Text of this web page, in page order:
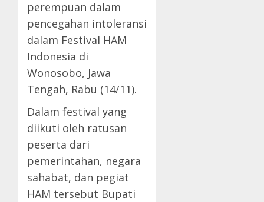
perempuan dalam
pencegahan intoleransi
dalam Festival HAM
Indonesia di
Wonosobo, Jawa
Tengah, Rabu (14/11).
Dalam festival yang
diikuti oleh ratusan
peserta dari
pemerintahan, negara
sahabat, dan pegiat
HAM tersebut Bupati